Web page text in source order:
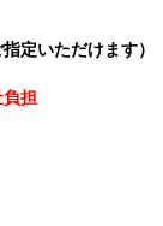
定いただけます）
担